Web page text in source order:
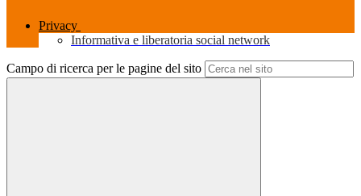
Privacy
Informativa e liberatoria social network
Campo di ricerca per le pagine del sito